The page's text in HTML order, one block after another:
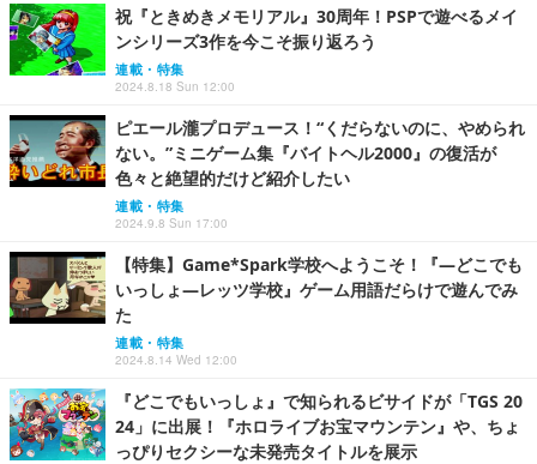
祝『ときめきメモリアル』30周年！PSPで遊べるメイ
ンシリーズ3作を今こそ振り返ろう
連載・特集
2024.8.18 Sun 12:00
ピエール瀧プロデュース！“くだらないのに、やめられ
ない。”ミニゲーム集『バイトヘル2000』の復活が
色々と絶望的だけど紹介したい
連載・特集
2024.9.8 Sun 17:00
【特集】Game*Spark学校へようこそ！『―どこでも
いっしょ―レッツ学校』ゲーム用語だらけで遊んでみ
た
連載・特集
2024.8.14 Wed 12:00
『どこでもいっしょ』で知られるビサイドが「TGS 20
24」に出展！『ホロライブお宝マウンテン』や、ちょ
っぴりセクシーな未発売タイトルを展示